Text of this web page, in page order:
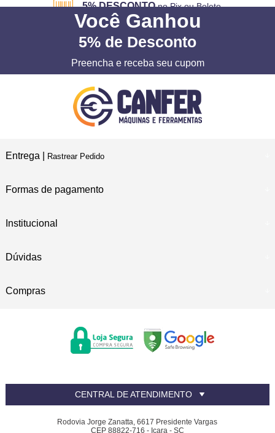
5% DESCONTO no Pix ou Boleto
Você Ganhou
5% de Desconto
Preencha e receba seu cupom
Entrega | Rastrear Pedido
Formas de pagamento
Institucional
Dúvidas
Compras
CENTRAL DE ATENDIMENTO
Rodovia Jorge Zanatta, 6617 Presidente Vargas
CEP 88822-716 - Içara - SC